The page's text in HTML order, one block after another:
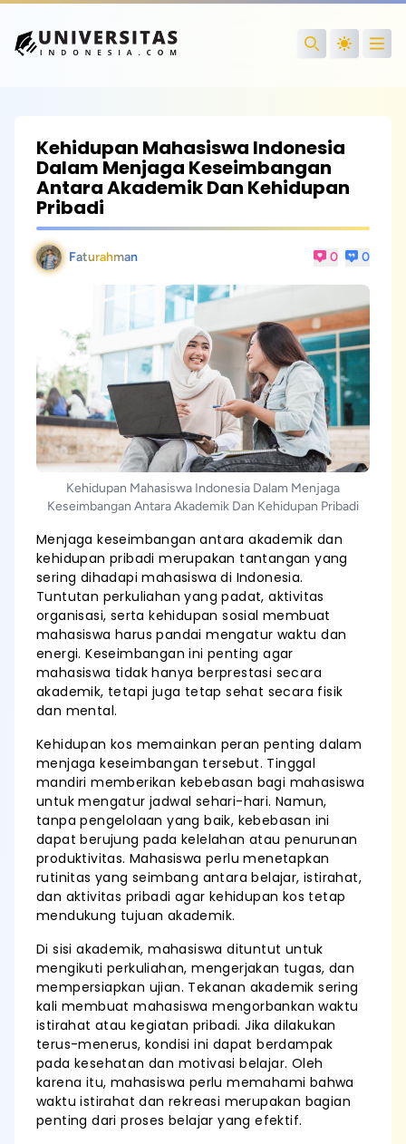
Search
Kehidupan Mahasiswa Indonesia
Dalam Menjaga Keseimbangan
Antara Akademik Dan Kehidupan
Pribadi
Faturahman 0 0
Kehidupan Mahasiswa Indonesia Dalam Menjaga
Keseimbangan Antara Akademik Dan Kehidupan Pribadi
Menjaga keseimbangan antara akademik dan
kehidupan pribadi merupakan tantangan yang
sering dihadapi mahasiswa di Indonesia.
Tuntutan perkuliahan yang padat, aktivitas
organisasi, serta kehidupan sosial membuat
mahasiswa harus pandai mengatur waktu dan
energi. Keseimbangan ini penting agar
mahasiswa tidak hanya berprestasi secara
akademik, tetapi juga tetap sehat secara fisik
dan mental.
Kehidupan kos memainkan peran penting dalam
menjaga keseimbangan tersebut. Tinggal
mandiri memberikan kebebasan bagi mahasiswa
untuk mengatur jadwal sehari-hari. Namun,
tanpa pengelolaan yang baik, kebebasan ini
dapat berujung pada kelelahan atau penurunan
produktivitas. Mahasiswa perlu menetapkan
rutinitas yang seimbang antara belajar, istirahat,
dan aktivitas pribadi agar kehidupan kos tetap
mendukung tujuan akademik.
Di sisi akademik, mahasiswa dituntut untuk
mengikuti perkuliahan, mengerjakan tugas, dan
mempersiapkan ujian. Tekanan akademik sering
kali membuat mahasiswa mengorbankan waktu
istirahat atau kegiatan pribadi. Jika dilakukan
terus-menerus, kondisi ini dapat berdampak
pada kesehatan dan motivasi belajar. Oleh
karena itu, mahasiswa perlu memahami bahwa
waktu istirahat dan rekreasi merupakan bagian
penting dari proses belajar yang efektif.